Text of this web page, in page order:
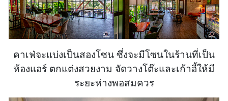
คาเฟ่จะแบ่งเป็นสองโซน ซึ่งจะมีโซนในร้านที่เป็น
ห้องแอร์ ตกแต่งสวยงาม จัดวางโต๊ะและเก้าอี้ให้มี
ระยะห่างพอสมควร